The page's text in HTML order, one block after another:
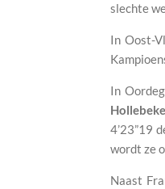
slechte
In Oost-
In
Hollebeke
4’23”19
wordt ze
Naast